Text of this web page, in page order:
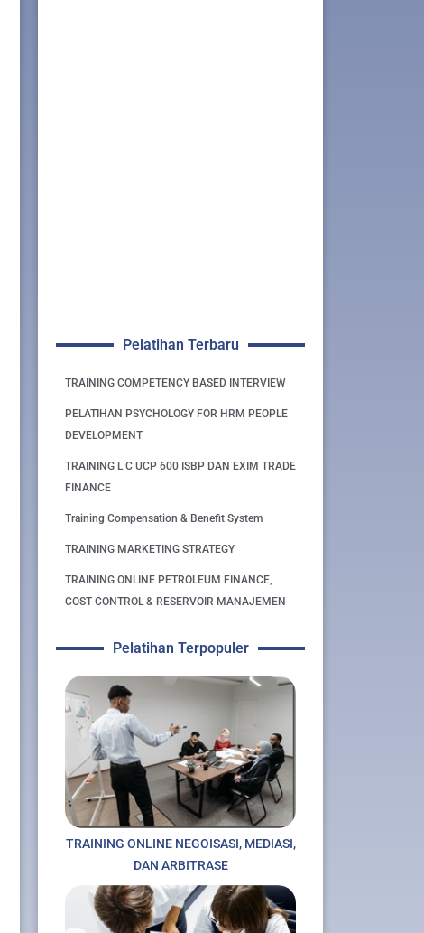
Pelatihan Terbaru
TRAINING COMPETENCY BASED INTERVIEW
PELATIHAN PSYCHOLOGY FOR HRM PEOPLE
DEVELOPMENT
TRAINING L C UCP 600 ISBP DAN EXIM TRADE
FINANCE
Training Compensation & Benefit System
TRAINING MARKETING STRATEGY
TRAINING ONLINE PETROLEUM FINANCE,
COST CONTROL & RESERVOIR MANAJEMEN
Pelatihan Terpopuler
TRAINING ONLINE NEGOISASI, MEDIASI,
DAN ARBITRASE